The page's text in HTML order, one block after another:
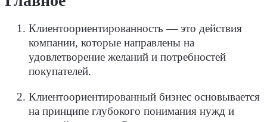
Клиентоориентированность — это действия
компании, которые направлены на
удовлетворение желаний и потребностей
покупателей.
Клиентоориентированный бизнес основывается
на принципе глубокого понимания нужд и